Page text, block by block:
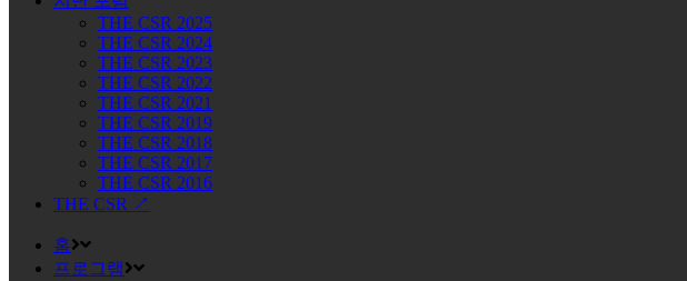
THE CSR 2025
THE CSR 2024
THE CSR 2023
THE CSR 2022
THE CSR 2021
THE CSR 2019
THE CSR 2018
THE CSR 2017
THE CSR 2016
THE CSR ↗
홈
프로그램